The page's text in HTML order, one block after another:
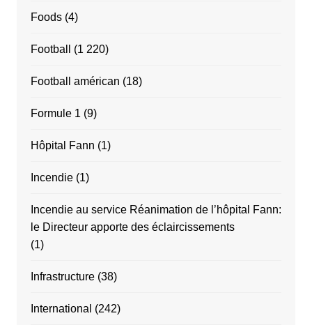
Foods(4)
Football (1 220)
Football américan (18)
Formule 1 (9)
Hôpital Fann (1)
Incendie(1)
Incendie au service Réanimation de l’hôpital Fann:
le Directeur apporte des éclaircissements
(1)
Infrastructure(38)
International (242)